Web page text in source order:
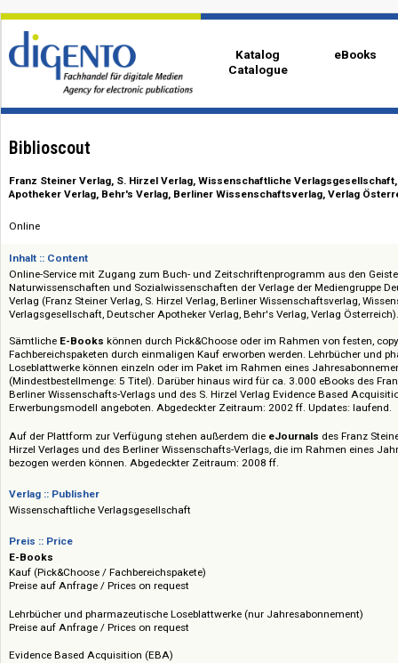
Katalog
Catalogue
Franz Steiner Verlag, S. Hirzel Verlag, Wissenschaftliche
Online
Inhalt :: Content
Online-Service mit Zugang zum Buch- und Zeitschriftenprogramm aus
Naturwissenschaften und Sozialwissenschaften der Verlage der
Verlag (Franz Steiner Verlag, S. Hirzel Verlag, Berliner
Verlagsgesellschaft, Deutscher Apotheker Verlag, Behr's Verlag, Verlag
SämtlicheE-Books können durch Pick&Choose oder im Rahmen von
Fachbereichspaketen durch einmaligen Kauf erworben werden.
Loseblattwerke können einzeln oder im Paket im Rahmen eines
Berliner Wissenschafts-Verlags und des S. Hirzel Verlag Evidence Based
Erwerbungsmodell angeboten. Abgedeckter Zeitraum: 2002 ff. Updates:
Hirzel Verlages und des Berliner Wissenschafts-Verlags, die im Rahmen
bezogen werden können. Abgedeckter Zeitraum: 2008 ff.
Verlag :: Publisher
Wissenschaftliche Verlagsgesellschaft
E-Books
Kauf (Pick&Choose / Fachbereichspakete)
Preise auf Anfrage / Prices on request